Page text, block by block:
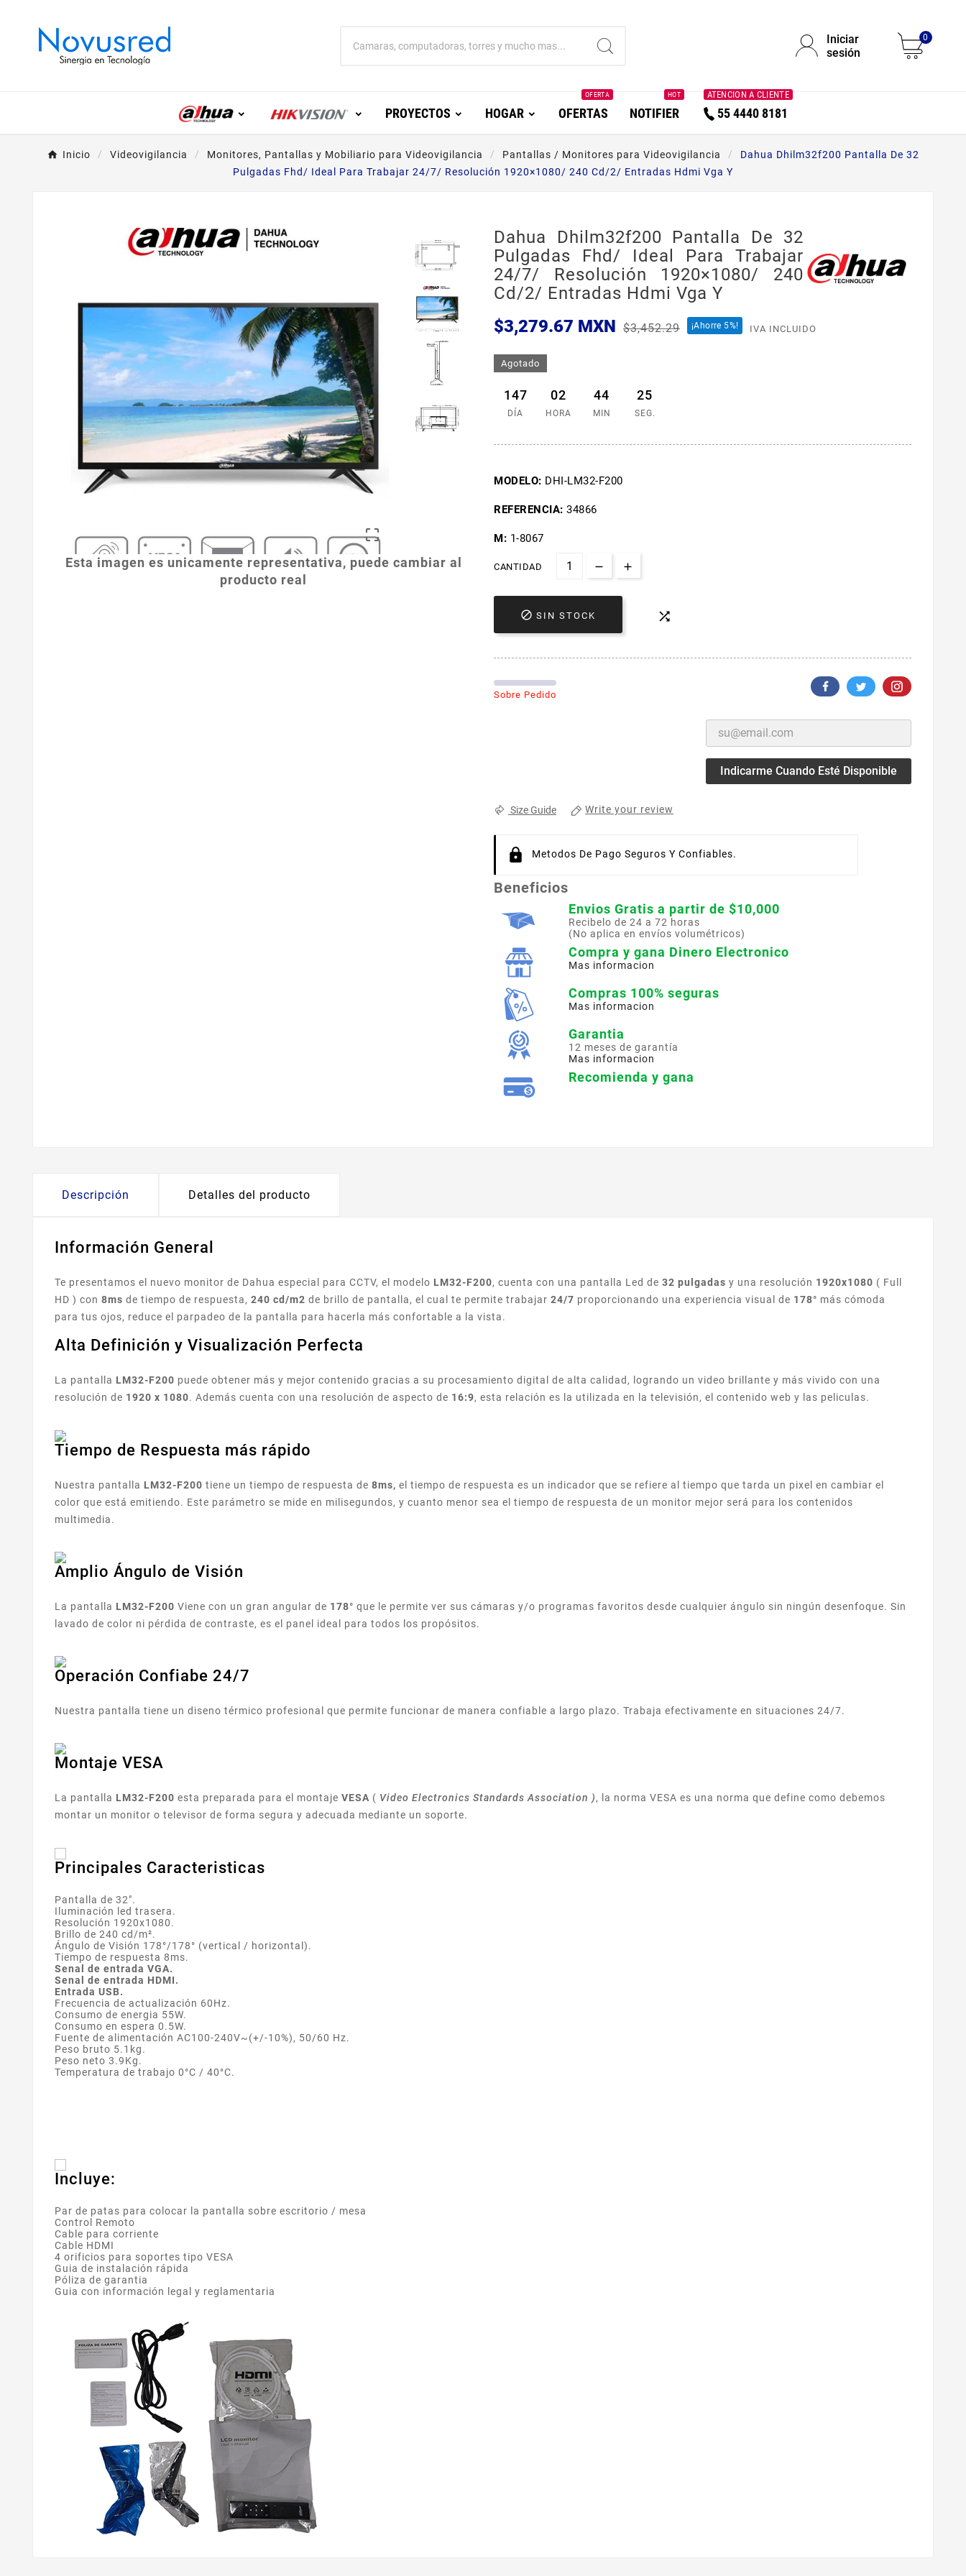
Iniciar
sesión
0
PROYECTOS HOGAR OFERTAS
OFERTA
NOTIFIER
HOT
55 4440 8181
ATENCION A CLIENTE
Inicio Videovigilancia Monitores, Pantallas y Mobiliario para Videovigilancia Pantallas / Monitores para Videovigilancia
Dahua Dhilm32f200 Pantalla De 32
Pulgadas Fhd/ Ideal Para Trabajar 24/7/ Resolución 1920×1080/ 240 Cd/2/ Entradas Hdmi Vga Y

Esta imagen es unicamente representativa, puede cambiar al
producto real
Dahua Dhilm32f200 Pantalla De 32
Pulgadas Fhd/ Ideal Para Trabajar
24/7/ Resolución 1920×1080/ 240
Cd/2/ Entradas Hdmi Vga Y
$3,279.67 MXN $3,452.29 ¡Ahorre 5%! IVA INCLUIDO
Agotado
147
DÍA
02
HORA
44
MIN
24
SEG.
MODELO: DHI-LM32-F200
REFERENCIA: 34866
M: 1-8067
CANTIDAD
 SIN STOCK 
Sobre Pedido
Indicarme Cuando Esté Disponible
Size Guide Write your review
Metodos De Pago Seguros Y Confiables.
Beneficios
Envios Gratis a partir de $10,000
Recibelo de 24 a 72 horas
(No aplica en envíos volumétricos)
Compra y gana Dinero Electronico
Mas informacion
Compras 100% seguras
Mas informacion
Garantia
12 meses de garantía
Mas informacion
Recomienda y gana
Descripción Detalles del producto
Información General
Te presentamos el nuevo monitor de Dahua especial para CCTV, el modelo LM32-F200, cuenta con una pantalla Led de 32 pulgadas y una resolución 1920x1080 ( Full
HD ) con 8ms de tiempo de respuesta, 240 cd/m2 de brillo de pantalla, el cual te permite trabajar 24/7 proporcionando una experiencia visual de 178° más cómoda
para tus ojos, reduce el parpadeo de la pantalla para hacerla más confortable a la vista.
Alta Definición y Visualización Perfecta
La pantalla LM32-F200 puede obtener más y mejor contenido gracias a su procesamiento digital de alta calidad, logrando un video brillante y más vivido con una
resolución de 1920 x 1080. Además cuenta con una resolución de aspecto de 16:9, esta relación es la utilizada en la televisión, el contenido web y las peliculas.
Tiempo de Respuesta más rápido
Nuestra pantalla LM32-F200 tiene un tiempo de respuesta de 8ms, el tiempo de respuesta es un indicador que se refiere al tiempo que tarda un pixel en cambiar el
color que está emitiendo. Este parámetro se mide en milisegundos, y cuanto menor sea el tiempo de respuesta de un monitor mejor será para los contenidos
multimedia.
Amplio Ángulo de Visión
La pantalla LM32-F200 Viene con un gran angular de 178° que le permite ver sus cámaras y/o programas favoritos desde cualquier ángulo sin ningún desenfoque. Sin
lavado de color ni pérdida de contraste, es el panel ideal para todos los propósitos.
Operación Confiabe 24/7
Nuestra pantalla tiene un diseno térmico profesional que permite funcionar de manera confiable a largo plazo. Trabaja efectivamente en situaciones 24/7.
Montaje VESA
La pantalla LM32-F200 esta preparada para el montaje VESA ( Video Electronics Standards Association ), la norma VESA es una norma que define como debemos
montar un monitor o televisor de forma segura y adecuada mediante un soporte.
Principales Caracteristicas
Pantalla de 32".
Iluminación led trasera.
Resolución 1920x1080.
Brillo de 240 cd/m².
Ángulo de Visión 178°/178° (vertical / horizontal).
Tiempo de respuesta 8ms.
Senal de entrada VGA.
Senal de entrada HDMI.
Entrada USB.
Frecuencia de actualización 60Hz.
Consumo de energia 55W.
Consumo en espera 0.5W.
Fuente de alimentación AC100-240V~(+/-10%), 50/60 Hz.
Peso bruto 5.1kg.
Peso neto 3.9Kg.
Temperatura de trabajo 0°C / 40°C.
Incluye:
Par de patas para colocar la pantalla sobre escritorio / mesa
Control Remoto
Cable para corriente
Cable HDMI
4 orificios para soportes tipo VESA
Guia de instalación rápida
Póliza de garantia
Guia con información legal y reglamentaria